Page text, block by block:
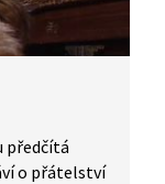
předčítá
o přátelství